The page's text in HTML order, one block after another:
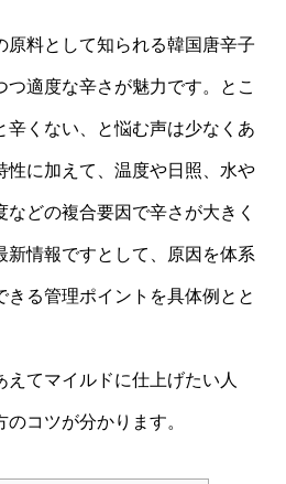
原料として知られる韓国唐辛子
つ適度な辛さが魅力です。とこ
辛くない、と悩む声は少なくあ
性に加えて、温度や日照、水や
などの複合要因で辛さが大きく
新情報ですとして、原因を体系
きる管理ポイントを具体例とと
てマイルドに仕上げたい人
コツが分かります。